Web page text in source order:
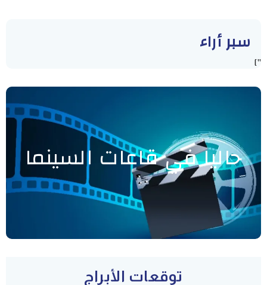
سبر أراء
"]
حاليا في قاعات السينما
توقعات الأبراج